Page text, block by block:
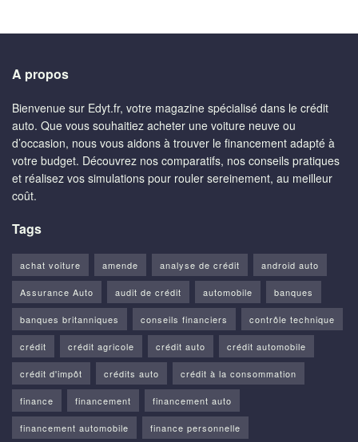
A propos
Bienvenue sur Edyt.fr, votre magazine spécialisé dans le crédit
auto. Que vous souhaitiez acheter une voiture neuve ou
d’occasion, nous vous aidons à trouver le financement adapté à
votre budget. Découvrez nos comparatifs, nos conseils pratiques
et réalisez vos simulations pour rouler sereinement, au meilleur
coût.
Tags
achat voiture amende analyse de crédit android auto
Assurance Auto audit de crédit automobile banques
banques britanniques conseils financiers contrôle technique
crédit crédit agricole crédit auto crédit automobile
crédit d'impôt crédits auto crédit à la consommation
finance financement financement auto
financement automobile finance personnelle